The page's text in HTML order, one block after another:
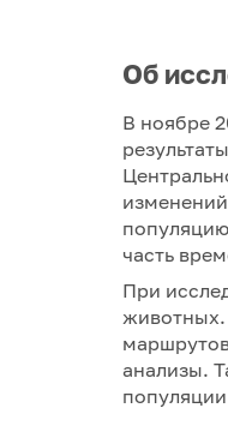
Об
В ноябре
часть
При
животных.
анализы.